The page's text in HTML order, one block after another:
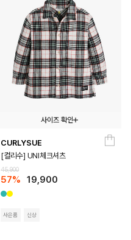
사이즈 확인
110120
CURLYSUE
[컬리수] UNI체크셔츠
45,900
57% 19,900
사은품 신상